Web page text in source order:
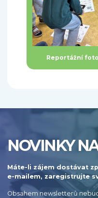
Reportážní
NOVINKY
Máte-li zájem dostávat
e-mailem, zaregistrujte
Obsahem newsletterů